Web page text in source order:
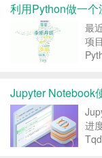
文
利用Python做一
最
项
进
Jupyter Notebook
进